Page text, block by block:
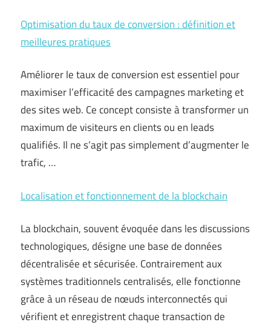
Optimisation du taux de conversion : définition et
meilleures pratiques
Améliorer le taux de conversion est essentiel pour
maximiser l’efficacité des campagnes marketing et
des sites web. Ce concept consiste à transformer un
maximum de visiteurs en clients ou en leads
qualifiés. Il ne s’agit pas simplement d’augmenter le
trafic, …
Localisation et fonctionnement de la blockchain
La blockchain, souvent évoquée dans les discussions
technologiques, désigne une base de données
décentralisée et sécurisée. Contrairement aux
systèmes traditionnels centralisés, elle fonctionne
grâce à un réseau de nœuds interconnectés qui
vérifient et enregistrent chaque transaction de